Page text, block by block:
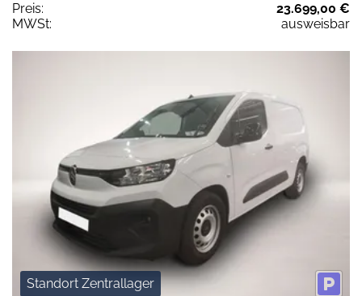
Preis:
23.699,00 €
MWSt:
ausweisbar
Standort Zentrallager